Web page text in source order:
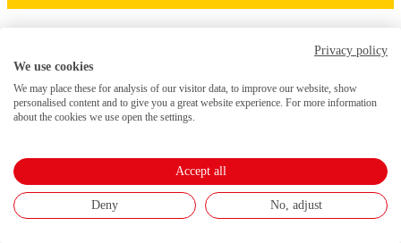
Privacy policy
We use cookies
We may place these for analysis of our visitor data, to improve our website, show
personalised content and to give you a great website experience. For more information
about the cookies we use open the settings.
Accept all
Deny No, adjust